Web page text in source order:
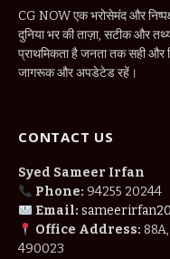
CG NOW एक भरोसेमंद और
दुनिया भर की ताज़ा, सटीक और
प्राथमिकता है जनता तक सही और
जागरूक और अपडेटेड रहें।
CONTACT US
Syed Sameer Irfan
Phone: 94255 20244
Email:
Office Address:
490023